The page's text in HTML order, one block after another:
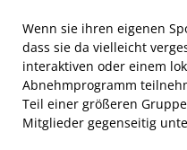
Wenn sie ihren eigenen
dass sie da vielleicht
interaktiven oder einem
Abnehmprogramm
Teil einer größeren
Mitglieder gegenseitig